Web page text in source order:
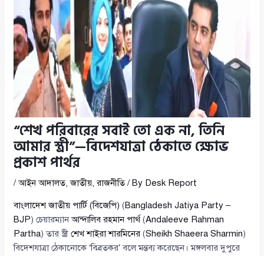
“শেখ পরিবারের সবাই তো এক না, তিনি
আমার স্ত্রী”—বিদেশযাত্রা ঠেকাতে ক্ষোভ
প্রকাশ পার্থর
/আইন আদালত,জাতীয়,রাজনীতি/ By Desk Report
বাংলাদেশ জাতীয় পার্টি (বিজেপি) (Bangladesh Jatiya Party –
BJP) চেয়ারম্যানআন্দালিব রহমান পার্থ (Andaleeve Rahman
Partha) তার স্ত্রীশেখ শাইরা শারমিনের (Sheikh Shaeera Sharmin)
বিদেশযাত্রা ঠেকানোকে ‘বিব্রতকর’ বলে মন্তব্য করেছেন। মঙ্গলবার দুপুরে